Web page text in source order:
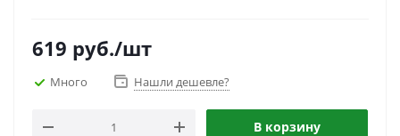
619 руб./шт
Много Нашли дешевле?
В корзину